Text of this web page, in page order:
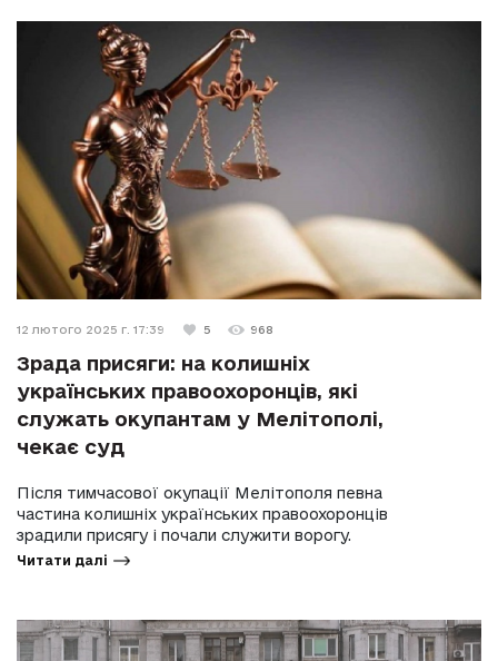
12 лютого 2025 г. 17:39 5 968
Зрада присяги: на колишніх
українських правоохоронців, які
служать окупантам у Мелітополі,
чекає суд
Після тимчасової окупації Мелітополя певна
частина колишніх українських правоохоронців
зрадили присягу і почали служити ворогу.
Читати далі